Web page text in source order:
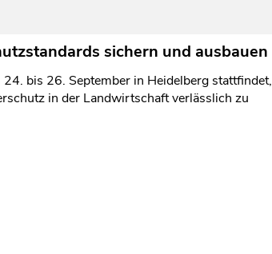
sichern und ausbauen
bis 26. September in Heidelberg stattfindet,
in der Landwirtschaft verlässlich zu